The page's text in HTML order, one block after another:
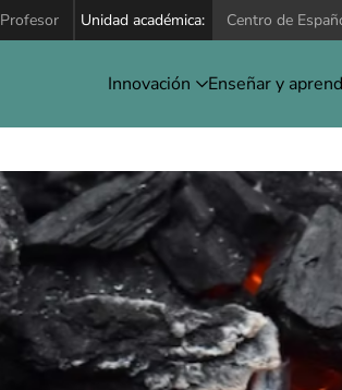
Profesor Unidad académica: Centro de
Innovación Enseñar y